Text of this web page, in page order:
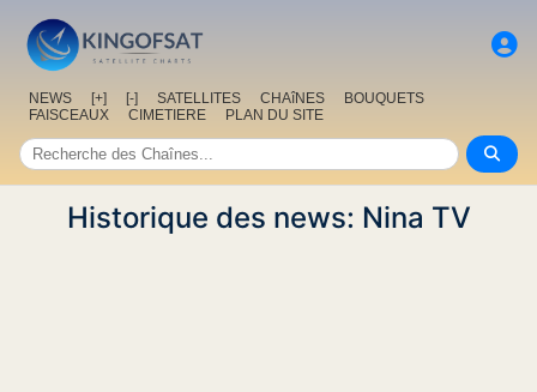
NEWS [+] [-] SATELLITES CHAîNES
BOUQUETS
FAISCEAUX
CIMETIERE PLAN DU SITE
Historique des news: Nina TV